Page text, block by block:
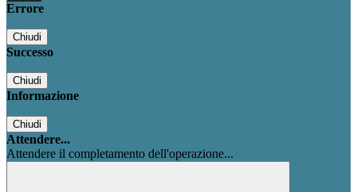
Errore
Chiudi
Successo
Chiudi
Informazione
Chiudi
Attendere...
Attendere il completamento dell'operazione...